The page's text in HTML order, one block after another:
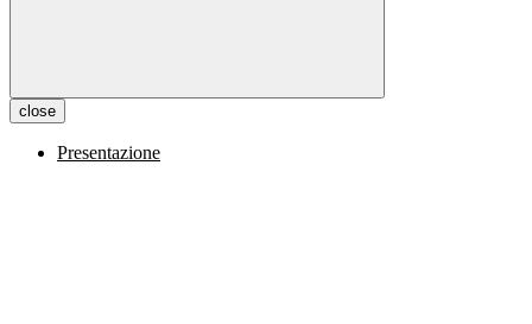
close
Presentazione